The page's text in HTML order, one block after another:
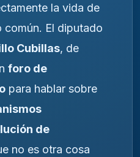
la vida de
común. El diputado
Cubillas, de
foro de
para hablar sobre
de
no es otra cosa